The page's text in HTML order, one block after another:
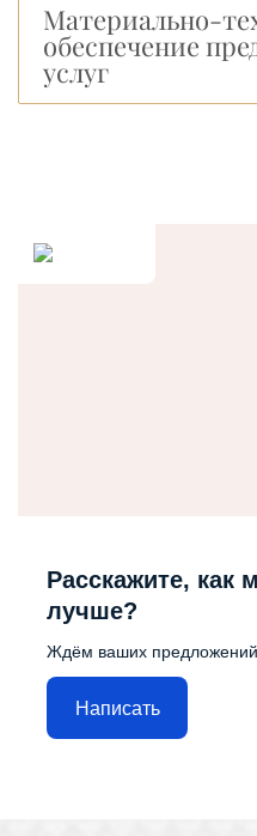
Материально-
обеспечение
услуг
Расскажите, как
лучше?
Ждём ваших предложений
Написать